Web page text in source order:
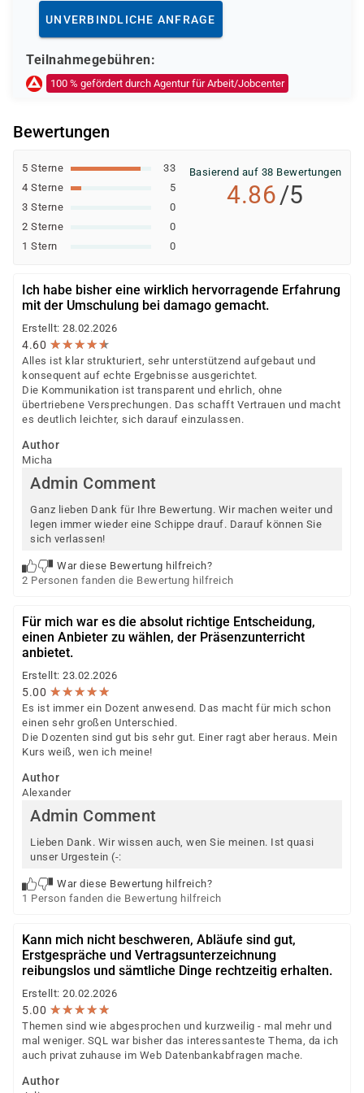
Deutsche Rentenversicherung
Europäischer Sozialfonds (ESF)
Weitere öffentliche oder private Kostenträger
Ob eine Förderung oder Kostenübernahme möglich ist,
individuellen Prüfung Ihrer persönlichen
Voraussetzungen und Förderfähigkeit.
UNVERBINDLICHE ANFRAGE
Teilnahmegebühren:
100 % gefördert durch Agentur für Arbeit/Jobcenter
Bewertungen
5 Sterne
33
4 Sterne
5
3 Sterne
0
2 Sterne
0
1 Stern
0
Basierend auf 38 Bewertungen
4.86/5
Ich habe bisher eine wirklich hervorragende Erfahrung
mit der Umschulung bei damago gemacht.
Erstellt: 28.02.2026
4.60 ★★★★★
★★★★★
Alles ist klar strukturiert, sehr unterstützend aufgebaut und
konsequent auf echte Ergebnisse ausgerichtet.
Die Kommunikation ist transparent und ehrlich, ohne
übertriebene Versprechungen. Das schafft Vertrauen und macht
es deutlich leichter, sich darauf einzulassen.
Author
Micha
Admin Comment
Ganz lieben Dank für Ihre Bewertung. Wir machen weiter und
legen immer wieder eine Schippe drauf. Darauf können Sie
sich verlassen!
War diese Bewertung hilfreich?
2 Personen fanden die Bewertung hilfreich
Für mich war es die absolut richtige Entscheidung,
einen Anbieter zu wählen, der Präsenzunterricht
anbietet.
Erstellt: 23.02.2026
5.00 ★★★★★
★★★★★
Es ist immer ein Dozent anwesend. Das macht für mich schon
einen sehr großen Unterschied.
Die Dozenten sind gut bis sehr gut. Einer ragt aber heraus. Mein
Kurs weiß, wen ich meine!
Author
Alexander
Admin Comment
Lieben Dank. Wir wissen auch, wen Sie meinen. Ist quasi
unser Urgestein (-:
War diese Bewertung hilfreich?
1 Person fanden die Bewertung hilfreich
Kann mich nicht beschweren, Abläufe sind gut,
Erstgespräche und Vertragsunterzeichnung
reibungslos und sämtliche Dinge rechtzeitig erhalten.
Erstellt: 20.02.2026
5.00 ★★★★★
★★★★★
Themen sind wie abgesprochen und kurzweilig - mal mehr und
mal weniger. SQL war bisher das interessanteste Thema, da ich
auch privat zuhause im Web Datenbankabfragen mache.
Author